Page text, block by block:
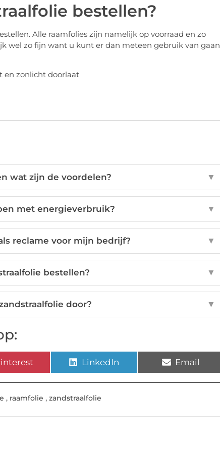
bestellen?
Alle raamfolies zijn namelijk op voorraad en zo
wel zo fijn want u kunt er dan meteen gebruik van gaan
wat zijn de voordelen? ▼
met energieverbruik? ▼
reclame voor mijn bedrijf? ▼
bestellen? ▼
door? ▼
LinkedIn Email
, raamfolie , zandstraalfolie